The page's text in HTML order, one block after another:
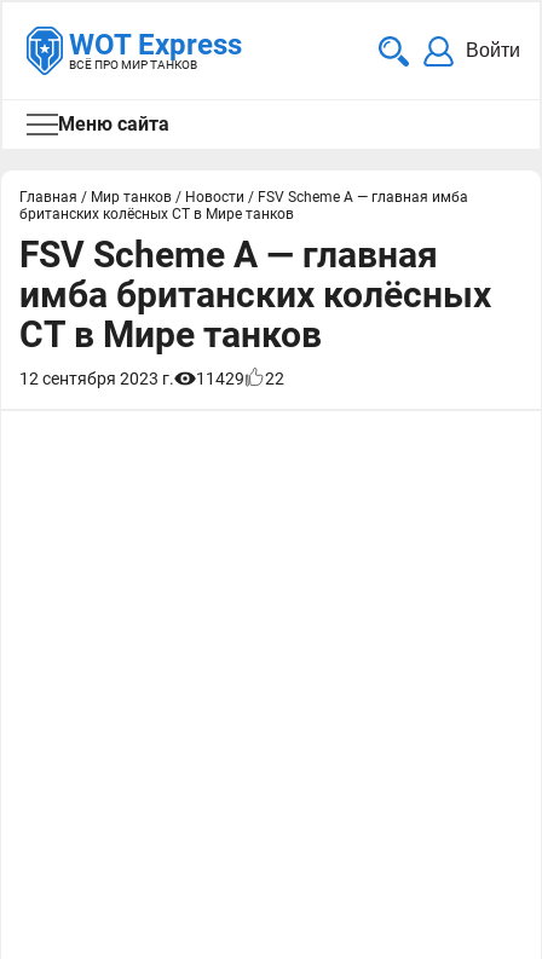
WOT Express
ВСЁ ПРО МИР ТАНКОВ
Войти
Меню сайта
Главная / Мир танков / Новости / FSV Scheme A — главная имба
британских колёсных СТ в Мире танков
FSV Scheme A — главная
имба британских колёсных
СТ в Мире танков
12 сентября 2023 г. 11429 22